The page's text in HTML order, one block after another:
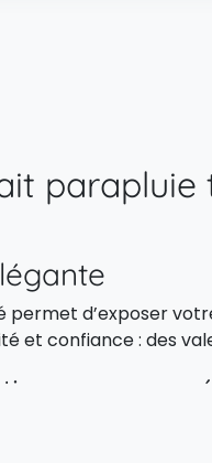
d’exposer
et confiance : des
pour vos
événement sportif, un
visibilité tout en